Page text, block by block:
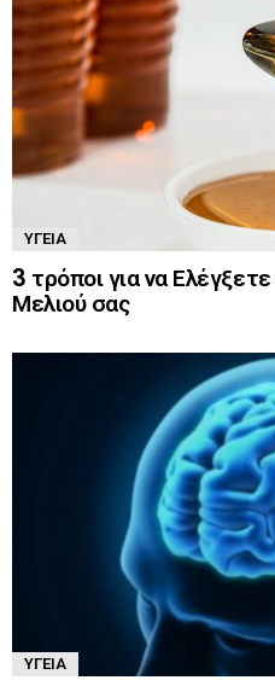
ΥΓΕΊΑ
3 τρόποι για να
Μελιού σας
ΥΓΕΊΑ